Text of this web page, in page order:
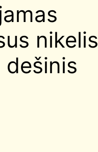
nikelis